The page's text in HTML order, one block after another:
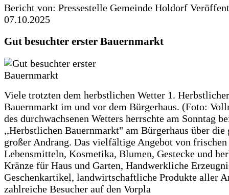
Bericht von: Pressestelle Gemeinde Holdorf
07.10.2025
Gut besuchter erster Bauernmarkt
Viele trotzten dem herbstlichen Wetter 1. Herbstlicher
Bauernmarkt im und vor dem Bürgerhaus. (Foto:
des durchwachsenen Wetters herrschte am Sonntag
,,Herbstlichen Bauernmarkt" am Bürgerhaus über die
großer Andrang. Das vielfältige Angebot von frischen
Lebensmitteln, Kosmetika, Blumen, Gestecke und
Kränze für Haus und Garten, Handwerkliche
Geschenkartikel, landwirtschaftliche Produkte aller
zahlreiche Besucher auf den Vorpla